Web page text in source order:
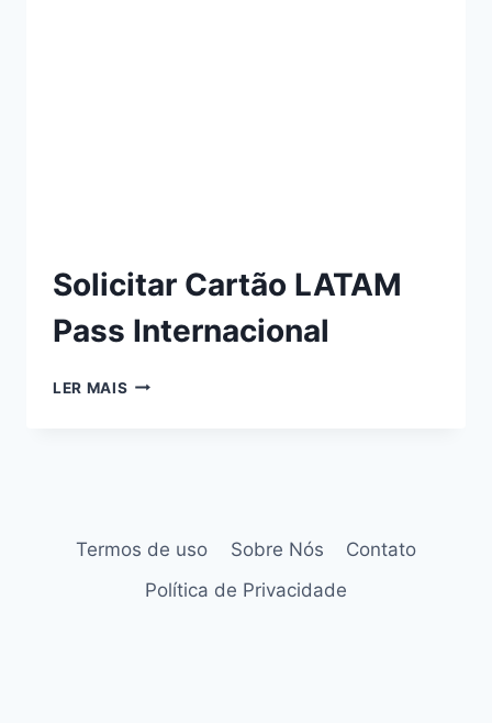
Solicitar Cartão LATAM
Pass Internacional
LER MAIS
Termos de uso Sobre Nós
Contato
Política de Privacidade